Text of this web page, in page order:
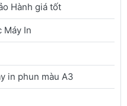
Hành giá tốt
Máy In
in phun màu A3